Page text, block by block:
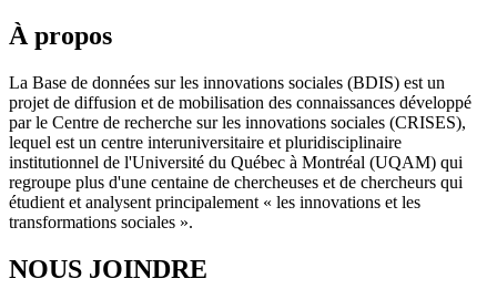
À propos
La Base de données sur les innovations sociales (BDIS) est un
projet de diffusion et de mobilisation des connaissances développé
par le Centre de recherche sur les innovations sociales (CRISES),
lequel est un centre interuniversitaire et pluridisciplinaire
institutionnel de l'Université du Québec à Montréal (UQAM) qui
regroupe plus d'une centaine de chercheuses et de chercheurs qui
étudient et analysent principalement « les innovations et les
transformations sociales ».
NOUS JOINDRE